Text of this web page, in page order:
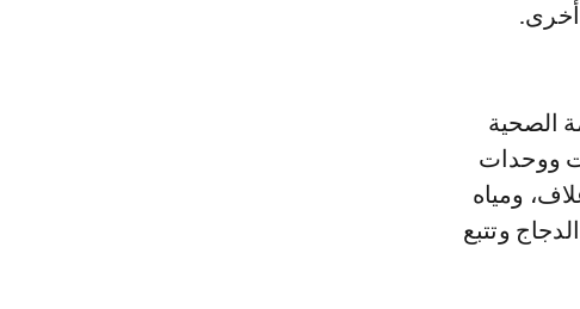
أخرى.
الصحية
ووحدات
ومياه
وتتبع